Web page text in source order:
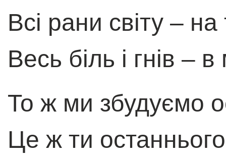
Всi рани свiту – на
Весь бiль i гнiв – в
То ж ми збудуємо
Це ж ти